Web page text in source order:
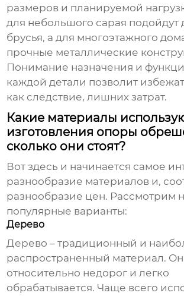
размеров и планируемой
для небольшого сарая подойдут
брусья, а для многоэтажного
прочные металлические
Понимание назначения и
каждой детали позволит
как следствие, лишних затрат.
Какие материалы
изготовления опоры
сколько они стоят?
Вот здесь и начинается самое
разнообразие материалов и,
разнообразие цен. Рассмотрим
популярные варианты:
Дерево
Дерево – традиционный и
распространенный материал. Он
относительно недорог и легко
обрабатывается. Чаще всего